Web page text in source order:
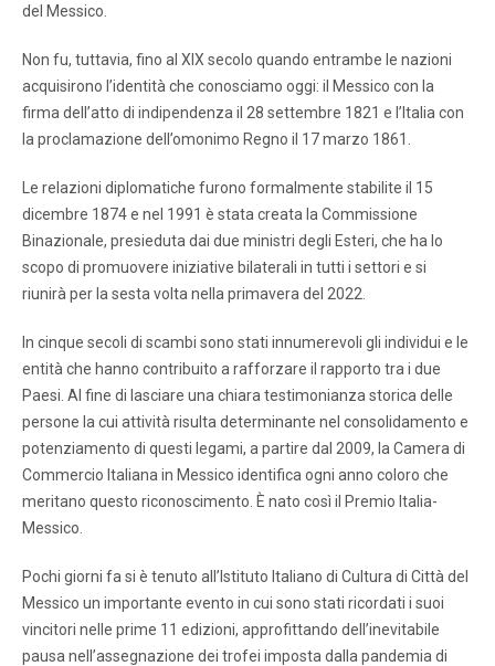
del Messico.
Non fu, tuttavia, fino al XIX secolo quando entrambe le nazioni
acquisirono l’identità che conosciamo oggi: il Messico con la
firma dell’atto di indipendenza il 28 settembre 1821 e l’Italia con
la proclamazione dell’omonimo Regno il 17 marzo 1861.
Le relazioni diplomatiche furono formalmente stabilite il 15
dicembre 1874 e nel 1991 è stata creata la Commissione
Binazionale, presieduta dai due ministri degli Esteri, che ha lo
scopo di promuovere iniziative bilaterali in tutti i settori e si
riunirà per la sesta volta nella primavera del 2022.
In cinque secoli di scambi sono stati innumerevoli gli individui e le
entità che hanno contribuito a rafforzare il rapporto tra i due
Paesi. Al fine di lasciare una chiara testimonianza storica delle
persone la cui attività risulta determinante nel consolidamento e
potenziamento di questi legami, a partire dal 2009, la Camera di
Commercio Italiana in Messico identifica ogni anno coloro che
meritano questo riconoscimento. È nato così il Premio Italia-
Messico.
Pochi giorni fa si è tenuto all’Istituto Italiano di Cultura di Città del
Messico un importante evento in cui sono stati ricordati i suoi
vincitori nelle prime 11 edizioni, approfittando dell’inevitabile
pausa nell’assegnazione dei trofei imposta dalla pandemia di